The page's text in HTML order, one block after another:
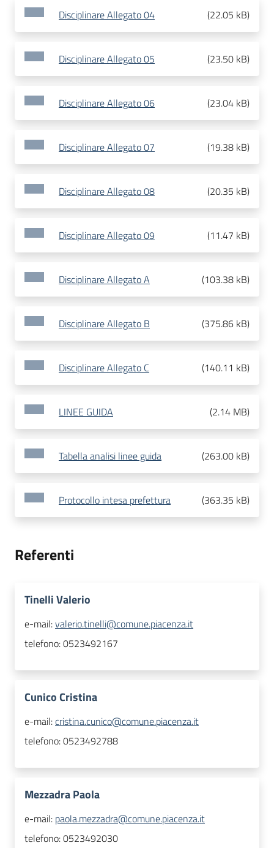
Disciplinare Allegato 04 (22.05 kB)
Disciplinare Allegato 05 (23.50 kB)
Disciplinare Allegato 06 (23.04 kB)
Disciplinare Allegato 07 (19.38 kB)
Disciplinare Allegato 08 (20.35 kB)
Disciplinare Allegato 09 (11.47 kB)
Disciplinare Allegato A (103.38 kB)
Disciplinare Allegato B (375.86 kB)
Disciplinare Allegato C (140.11 kB)
LINEE GUIDA (2.14 MB)
Tabella analisi linee guida (263.00 kB)
Protocollo intesa prefettura (363.35 kB)
Referenti
Tinelli Valerio
e-mail:valerio.tinelli@comune.piacenza.it
telefono:0523492167
Cunico Cristina
e-mail:cristina.cunico@comune.piacenza.it
telefono:0523492788
Mezzadra Paola
e-mail: paola.mezzadra@comune.piacenza.it
telefono:0523492030